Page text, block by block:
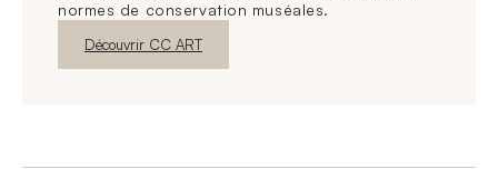
normes de conservation muséales.
Nouvelle fenêtre
Découvrir CC ART